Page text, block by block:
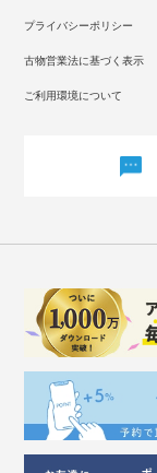
プライバシーポリシー
古物営業法に基づく表示
ご利用環境について